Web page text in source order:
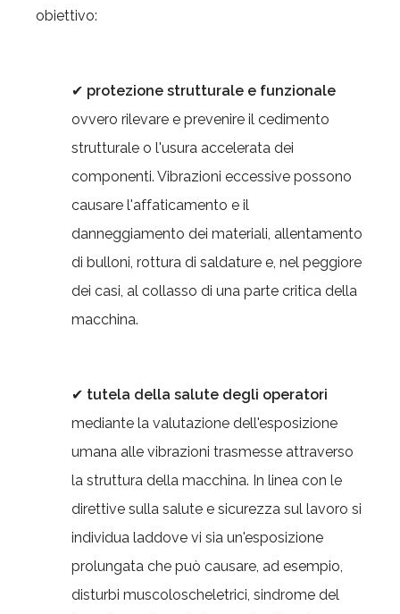
obiettivo:
✔ protezione strutturale e funzionale
ovvero rilevare e prevenire il cedimento
strutturale o l'usura accelerata dei
componenti. Vibrazioni eccessive possono
causare l'affaticamento e il
danneggiamento dei materiali, allentamento
di bulloni, rottura di saldature e, nel peggiore
dei casi, al collasso di una parte critica della
macchina.
✔ tutela della salute degli operatori
mediante la valutazione dell'esposizione
umana alle vibrazioni trasmesse attraverso
la struttura della macchina. In linea con le
direttive sulla salute e sicurezza sul lavoro si
individua laddove vi sia un'esposizione
prolungata che può causare, ad esempio,
disturbi muscoloscheletrici, sindrome del